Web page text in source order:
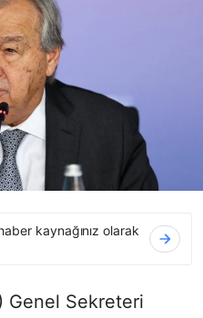
kaynağınız olarak
Genel Sekreteri